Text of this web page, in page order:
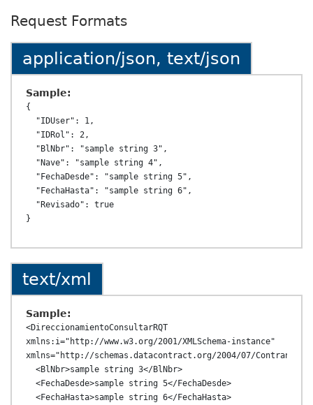
Request Formats
application/json, text/json
Sample:
{
text/xml
Sample:
<DireccionamientoConsultarRQT
xmlns:i="http://www.w3.org/2001/XMLSchema-instance"
xmlns="http://schemas.datacontract.org/2004/07/